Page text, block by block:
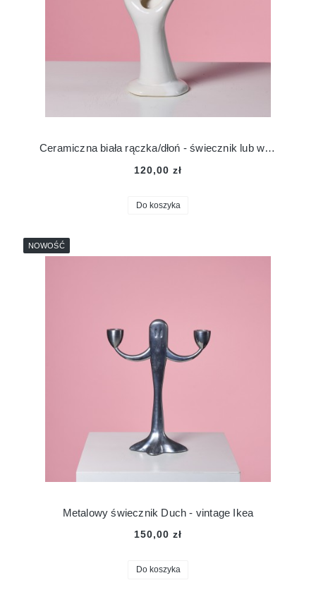
Ceramiczna biała rączka/dłoń - świecznik lub wazon
120,00 zł
Do koszyka
Metalowy świecznik Duch - vintage Ikea
150,00 zł
Do koszyka
NOWOŚĆ